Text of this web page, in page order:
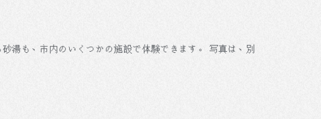
湯も、市内のいくつかの施設で体験できます。 写真は、別